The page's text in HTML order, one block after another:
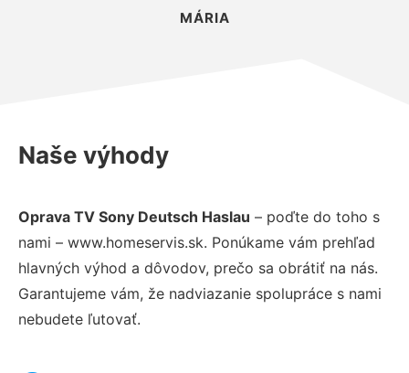
MÁRIA
Naše výhody
Oprava TV Sony Deutsch Haslau – poďte do toho s
nami – www.homeservis.sk. Ponúkame vám prehľad
hlavných výhod a dôvodov, prečo sa obrátiť na nás.
Garantujeme vám, že nadviazanie spolupráce s nami
nebudete ľutovať.